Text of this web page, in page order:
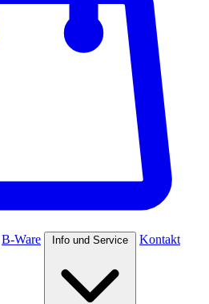
B-Ware Info und Service Kontakt